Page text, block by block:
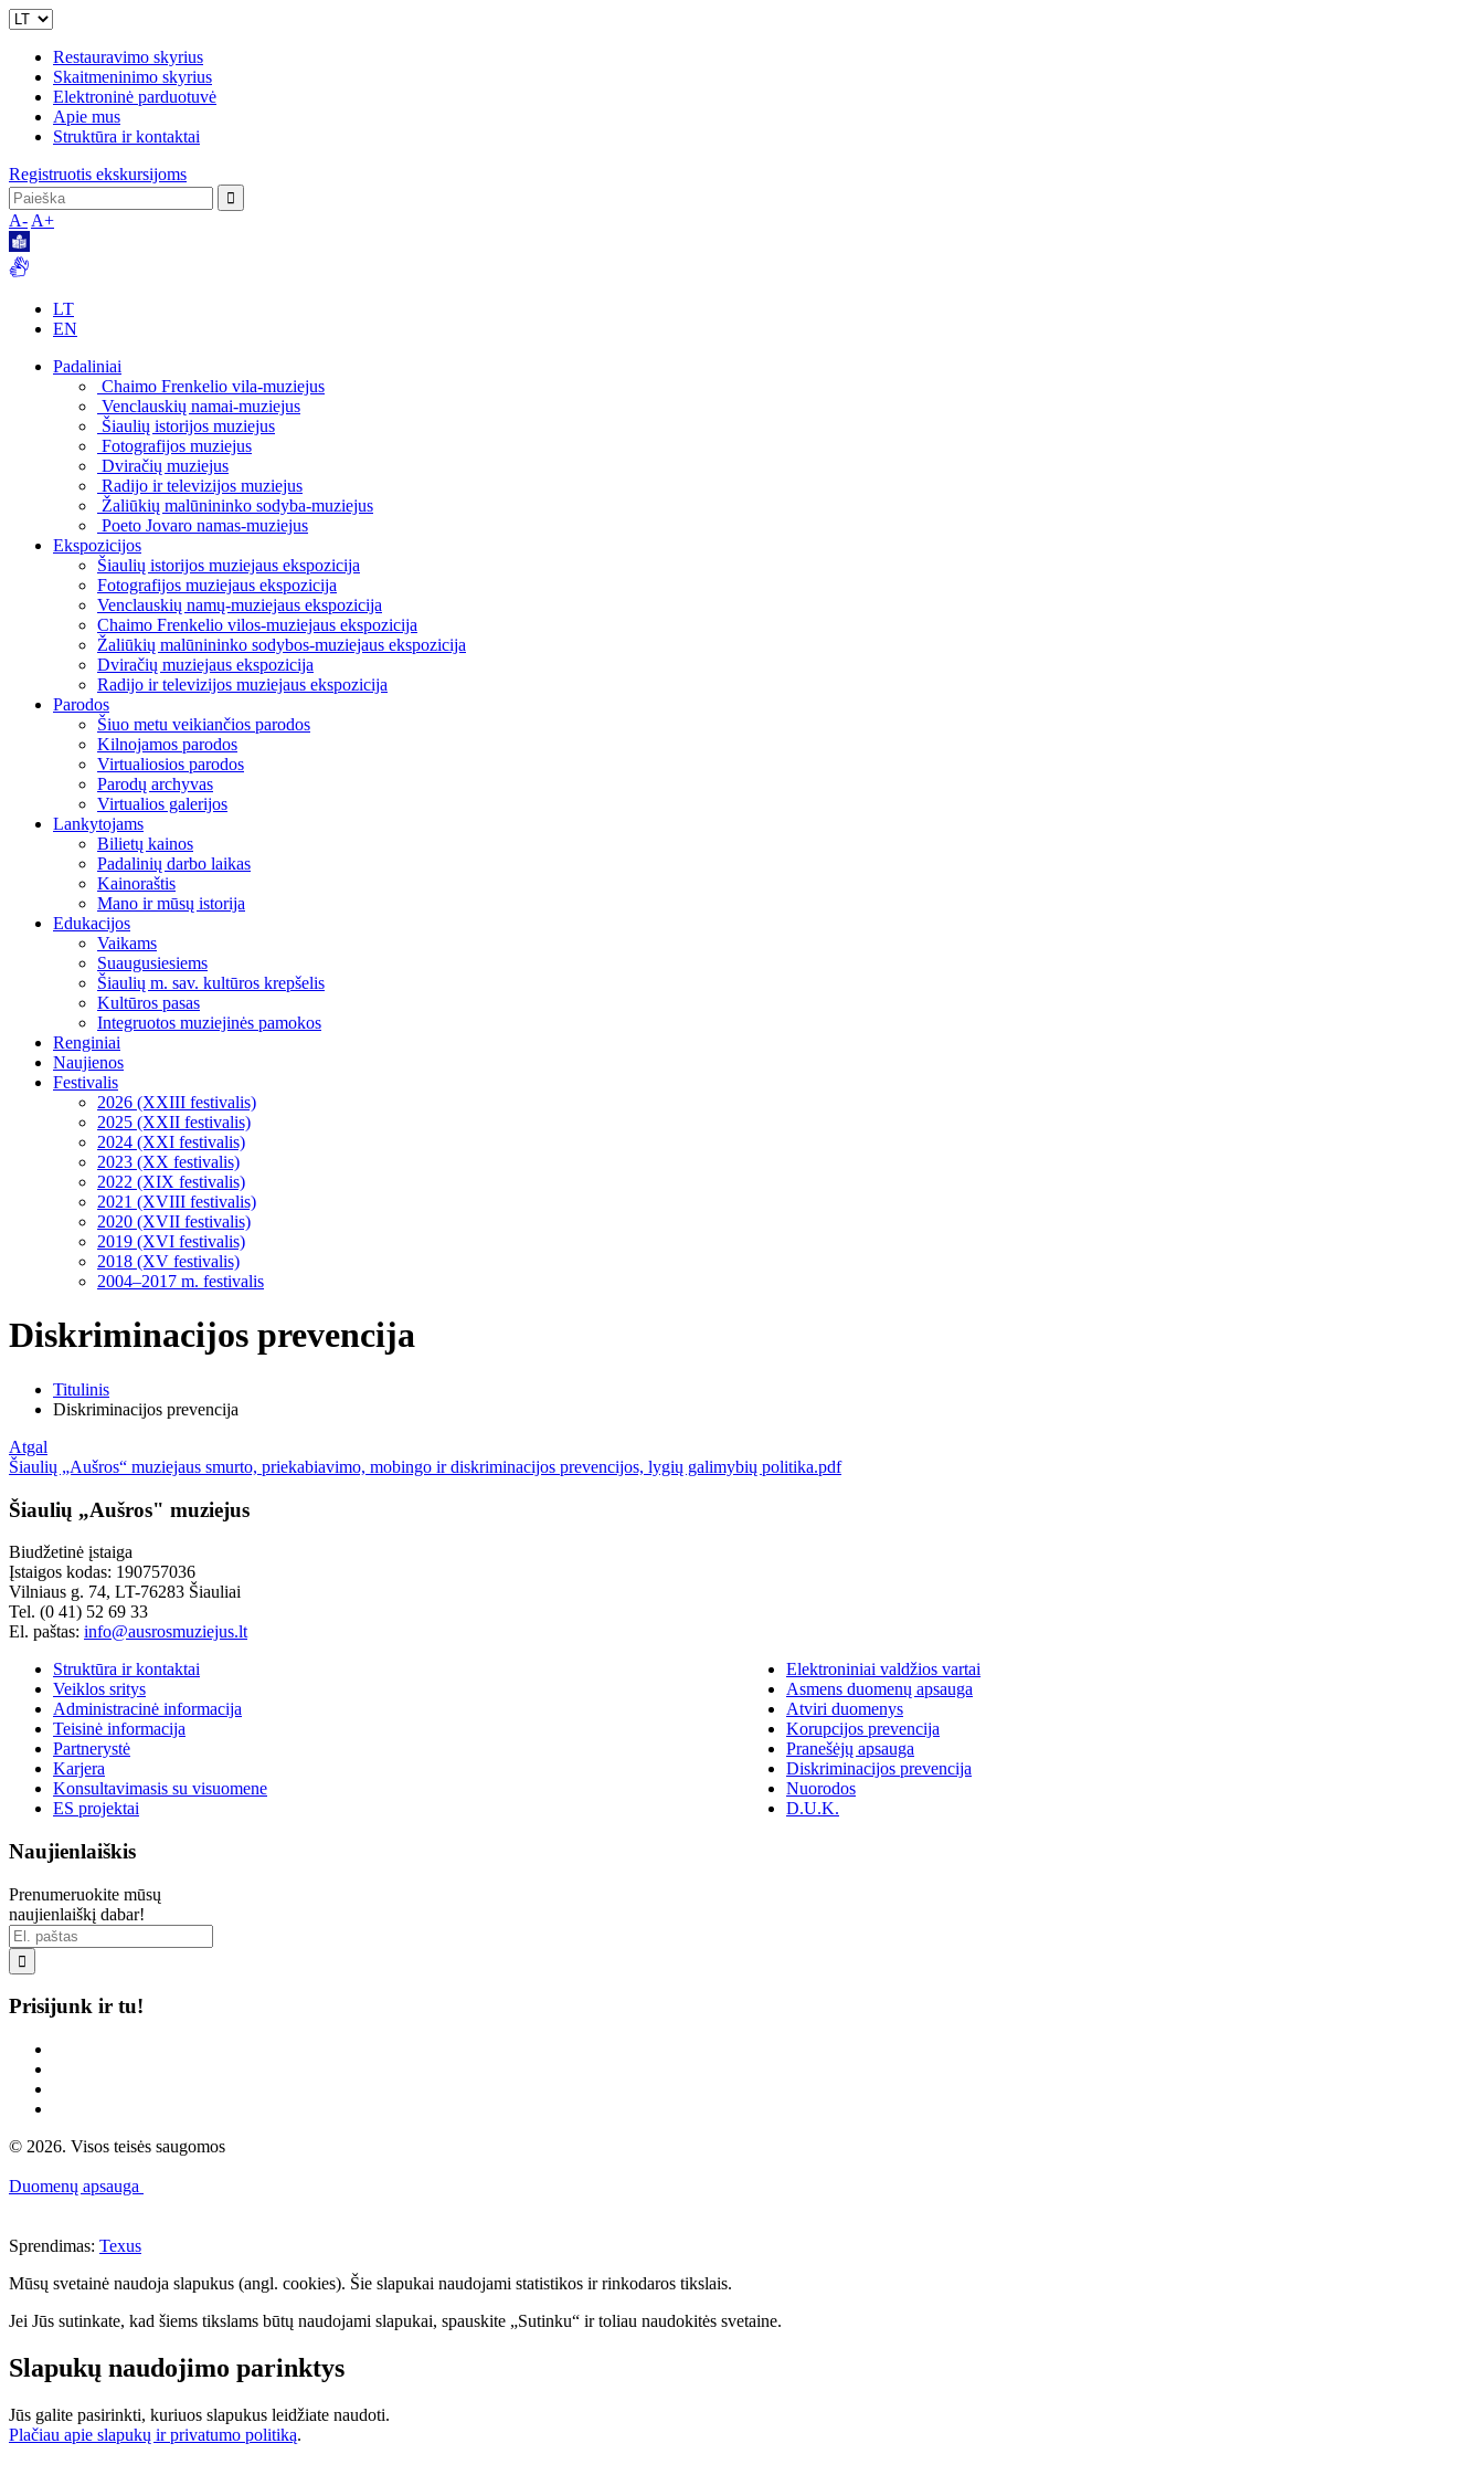
Restauravimo skyrius
Skaitmeninimo skyrius
Elektroninė parduotuvė
Apie mus
Struktūra ir kontaktai
Registruotis ekskursijoms
A- A+
LT
EN
Padaliniai
Chaimo Frenkelio vila-muziejus
Venclauskių namai-muziejus
Šiaulių istorijos muziejus
Fotografijos muziejus
Dviračių muziejus
Radijo ir televizijos muziejus
Žaliūkių malūnininko sodyba-muziejus
Poeto Jovaro namas-muziejus
Ekspozicijos
Šiaulių istorijos muziejaus ekspozicija
Fotografijos muziejaus ekspozicija
Venclauskių namų-muziejaus ekspozicija
Chaimo Frenkelio vilos-muziejaus ekspozicija
Žaliūkių malūnininko sodybos-muziejaus ekspozicija
Dviračių muziejaus ekspozicija
Radijo ir televizijos muziejaus ekspozicija
Parodos
Šiuo metu veikiančios parodos
Kilnojamos parodos
Virtualiosios parodos
Parodų archyvas
Virtualios galerijos
Lankytojams
Bilietų kainos
Padalinių darbo laikas
Kainoraštis
Mano ir mūsų istorija
Edukacijos
Vaikams
Suaugusiesiems
Šiaulių m. sav. kultūros krepšelis
Kultūros pasas
Integruotos muziejinės pamokos
Renginiai
Naujienos
Festivalis
2026 (XXIII festivalis)
2025 (XXII festivalis)
2024 (XXI festivalis)
2023 (XX festivalis)
2022 (XIX festivalis)
2021 (XVIII festivalis)
2020 (XVII festivalis)
2019 (XVI festivalis)
2018 (XV festivalis)
2004–2017 m. festivalis
Diskriminacijos prevencija
Titulinis
Diskriminacijos prevencija
Atgal
Šiaulių „Aušros“ muziejaus smurto, priekabiavimo, mobingo ir diskriminacijos prevencijos, lygių galimybių politika.pdf
Šiaulių „Aušros" muziejus
Biudžetinė įstaiga
Įstaigos kodas: 190757036
Vilniaus g. 74, LT-76283 Šiauliai
Tel. (0 41) 52 69 33
El. paštas: info@ausrosmuziejus.lt
Struktūra ir kontaktai
Veiklos sritys
Administracinė informacija
Teisinė informacija
Partnerystė
Karjera
Konsultavimasis su visuomene
ES projektai
Elektroniniai valdžios vartai
Asmens duomenų apsauga
Atviri duomenys
Korupcijos prevencija
Pranešėjų apsauga
Diskriminacijos prevencija
Nuorodos
D.U.K.
Naujienlaiškis
Prenumeruokite mūsų
naujienlaiškį dabar!

Prisijunk ir tu!
© 2026. Visos teisės saugomos
Duomenų apsauga
Sprendimas: Texus
Mūsų svetainė naudoja slapukus (angl. cookies). Šie slapukai naudojami statistikos ir rinkodaros tikslais.
Jei Jūs sutinkate, kad šiems tikslams būtų naudojami slapukai, spauskite „Sutinku“ ir toliau naudokitės svetaine.
Slapukų naudojimo parinktys
Jūs galite pasirinkti, kuriuos slapukus leidžiate naudoti.
Plačiau apie slapukų ir privatumo politiką.